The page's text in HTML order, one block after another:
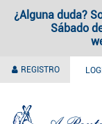
¿Alguna duda?
Sábado
REGISTRO